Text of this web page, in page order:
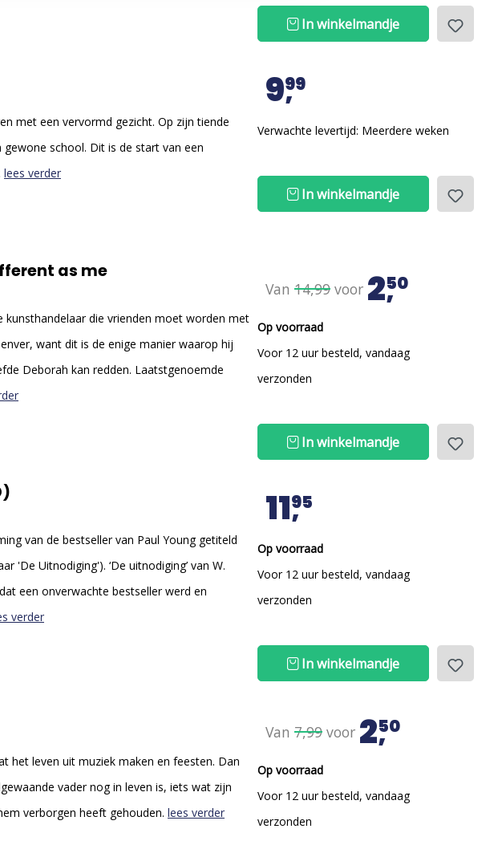
In winkelmandje
met een vervormd gezicht. Op zijn tiende
gewone school. Dit is de start van een
lees verder
999
Verwachte levertijd: Meerdere weken
In winkelmandje
as me
kunsthandelaar die vrienden moet worden met
want dit is de enige manier waarop hij
Deborah kan redden. Laatstgenoemde
Van 14,99 voor 250
Op voorraad
Voor 12 uur besteld, vandaag
verzonden
In winkelmandje
van de bestseller van Paul Young getiteld
'De Uitnodiging'). ‘De uitnodiging’ van W.
een onverwachte bestseller werd en
verder
1195
Op voorraad
Voor 12 uur besteld, vandaag
verzonden
In winkelmandje
het leven uit muziek maken en feesten. Dan
vader nog in leven is, iets wat zijn
verborgen heeft gehouden. lees verder
Van 7,99 voor 250
Op voorraad
Voor 12 uur besteld, vandaag
verzonden